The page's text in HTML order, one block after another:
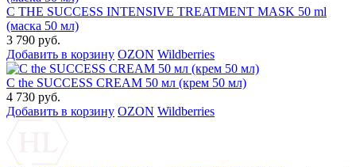
C THE SUCCESS INTENSIVE TREATMENT MASK 50 ml
(маска 50 мл)
3 790 руб.
Добавить в корзину OZON Wildberries
C the SUCCESS CREAM 50 мл (крем 50 мл)
4 730 руб.
Добавить в корзину OZON Wildberries